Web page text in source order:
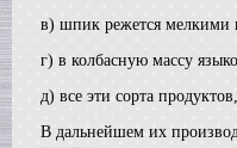
Диссольвер
в г. Дмитров
в г. Серов
в г. Вологду
в) шпик режется мелкими
г) в колбасную массу
д) все эти сорта
В дальнейшем их